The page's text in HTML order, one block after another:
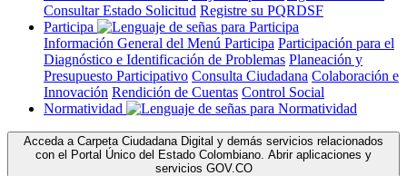
Consultar Estado Solicitud Registre su PQRDSF
Participa
Información General del Menú Participa Participación para el
Diagnóstico e Identificación de Problemas Planeación y
Presupuesto Participativo Consulta Ciudadana Colaboración e
Innovación Rendición de Cuentas Control Social
Normatividad
Acceda a Carpeta Ciudadana Digital y demás servicios relacionados
con el Portal Único del Estado Colombiano. Abrir aplicaciones y
servicios GOV.CO